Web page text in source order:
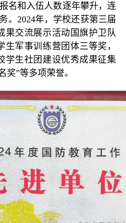
名和入伍人数逐年攀升，连
。2024年，学校还获第三届
果交流展示活动国旗护卫队
生军事训练营团体三等奖，
学生社团建设优秀成果征集
奖”等多项荣誉。